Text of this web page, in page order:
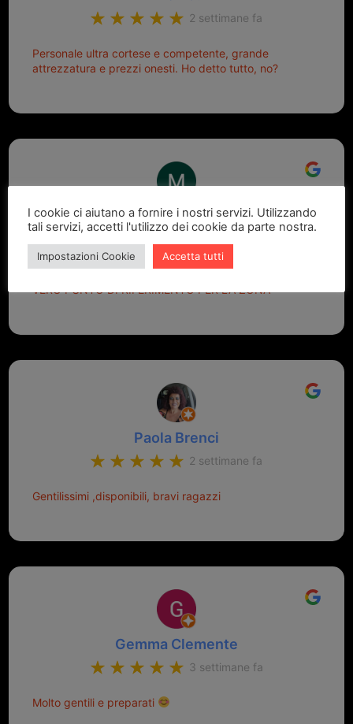
2 settimane fa
Personale ultra cortese e competente, grande
attrezzatura e prezzi onesti. Ho detto tutto, no?
Marcello Dastoli
VERO PUNTO DI RIFERIMENTO PER LA ZONA
Paola Brenci
2 settimane fa
Gentilissimi ,disponibili, bravi ragazzi
Gemma Clemente
3 settimane fa
Molto gentili e preparati
I cookie ci aiutano a fornire i nostri servizi. Utilizzando
tali servizi, accetti l'utilizzo dei cookie da parte nostra.
Impostazioni Cookie Accetta tutti